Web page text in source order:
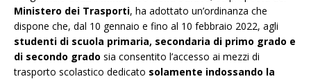
Ministero dei Trasporti, ha adottato un’ordinanza che
dispone che, dal 10 gennaio e fino al 10 febbraio 2022, agli
studenti di scuola primaria, secondaria di primo grado e
di secondo grado sia consentito l’accesso ai mezzi di
trasporto scolastico dedicato solamente indossando la